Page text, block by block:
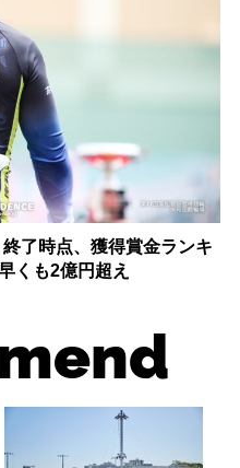
了時点、獲得賞金ランキ
くも2億円超え